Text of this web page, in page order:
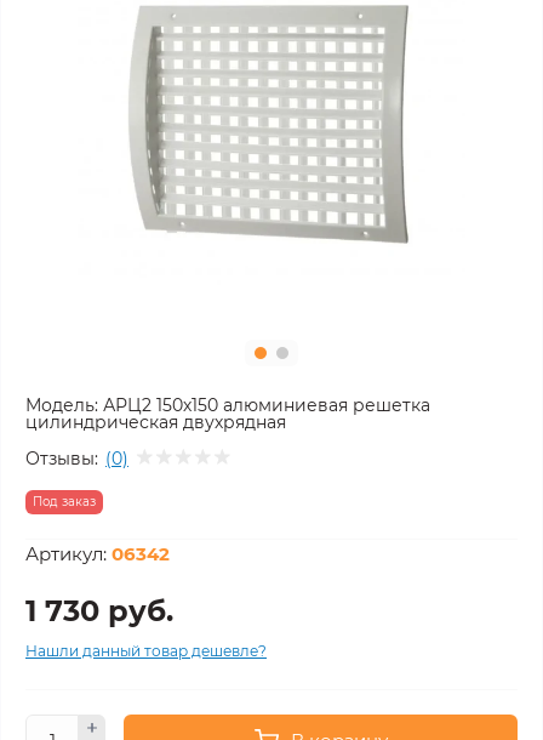
Модель: АРЦ2 150х150 алюминиевая решетка
цилиндрическая двухрядная
Отзывы: (0)
Под заказ
Артикул: 06342
1 730 руб.
Нашли данный товар дешевле?